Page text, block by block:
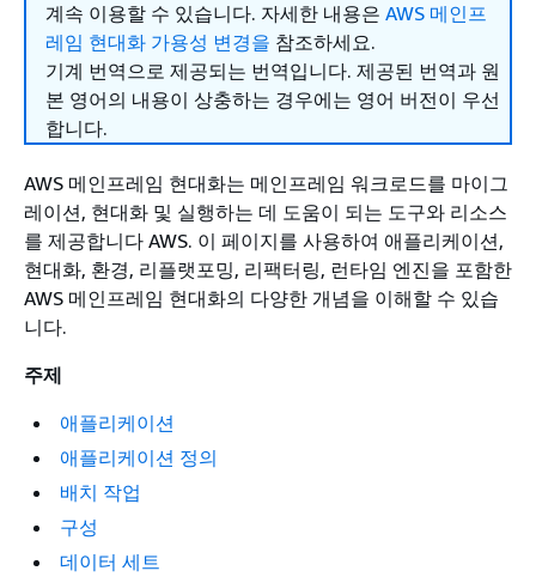
계속 이용할 수 있습니다. 자세한 내용은 AWS 메인프
레임 현대화 가용성 변경을 참조하세요.
기계 번역으로 제공되는 번역입니다. 제공된 번역과 원
본 영어의 내용이 상충하는 경우에는 영어 버전이 우선
합니다.
AWS 메인프레임 현대화는 메인프레임 워크로드를 마이그
레이션, 현대화 및 실행하는 데 도움이 되는 도구와 리소스
를 제공합니다 AWS. 이 페이지를 사용하여 애플리케이션,
현대화, 환경, 리플랫포밍, 리팩터링, 런타임 엔진을 포함한
AWS 메인프레임 현대화의 다양한 개념을 이해할 수 있습
니다.
주제
애플리케이션
애플리케이션 정의
배치 작업
구성
데이터 세트